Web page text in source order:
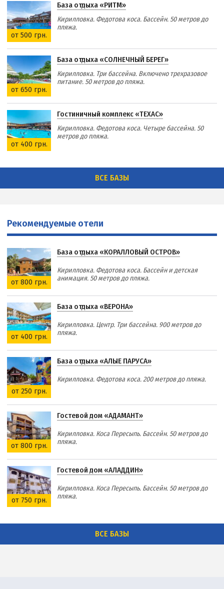
от 500 грн.
База отдыха «РИТМ»
Кирилловка. Федотова коса. Бассейн. 50 метров до
пляжа.
от 650 грн.
База отдыха «СОЛНЕЧНЫЙ БЕРЕГ»
Кирилловка. Три бассейна. Включено трехразовое
питание. 50 метров до пляжа.
от 400 грн.
Гостиничный комплекс «ТЕХАС»
Кирилловка. Федотова коса. Четыре бассейна. 50
метров до пляжа.
ВСЕ БАЗЫ
Рекомендуемые отели
от 800 грн.
База отдыха «КОРАЛЛОВЫЙ ОСТРОВ»
Кирилловка. Федотова коса. Бассейн и детская
анимация. 50 метров до пляжа.
от 400 грн.
База отдыха «ВЕРОНА»
Кирилловка. Центр. Три бассейна. 900 метров до
пляжа.
от 250 грн.
База отдыха «АЛЫЕ ПАРУСА»
Кирилловка. Федотова коса. 200 метров до пляжа.
от 800 грн.
Гостевой дом «АДАМАНТ»
Кирилловка. Коса Пересыпь. Бассейн. 50 метров до
пляжа.
от 750 грн.
Гостевой дом «АЛАДДИН»
Кирилловка. Коса Пересыпь. Бассейн. 50 метров до
пляжа.
ВСЕ БАЗЫ